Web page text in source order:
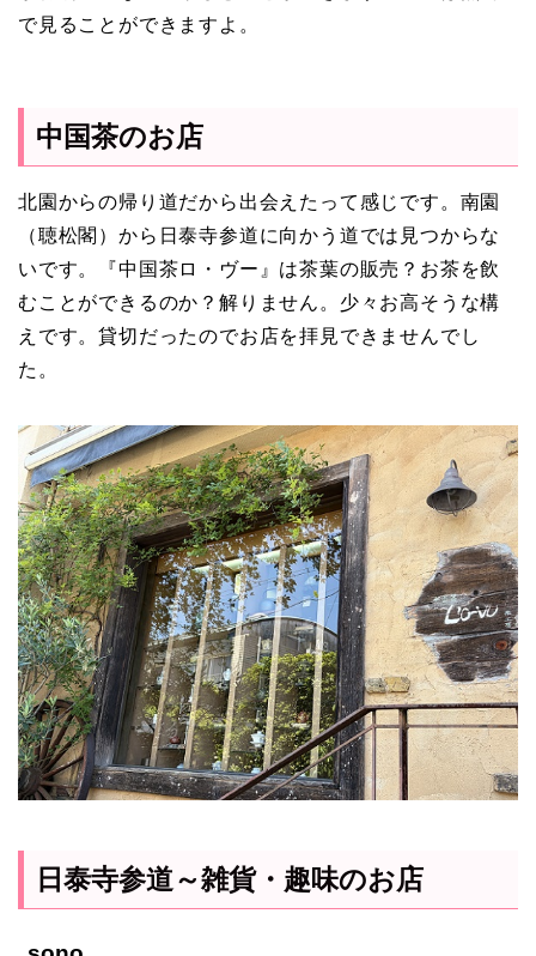
で見ることができますよ。
中国茶のお店
北園からの帰り道だから出会えたって感じです。南園
（聴松閣）から日泰寺参道に向かう道では見つからな
いです。『中国茶ロ・ヴー』は茶葉の販売？お茶を飲
むことができるのか？解りません。少々お高そうな構
えです。貸切だったのでお店を拝見できませんでし
た。
日泰寺参道～雑貨・趣味のお店